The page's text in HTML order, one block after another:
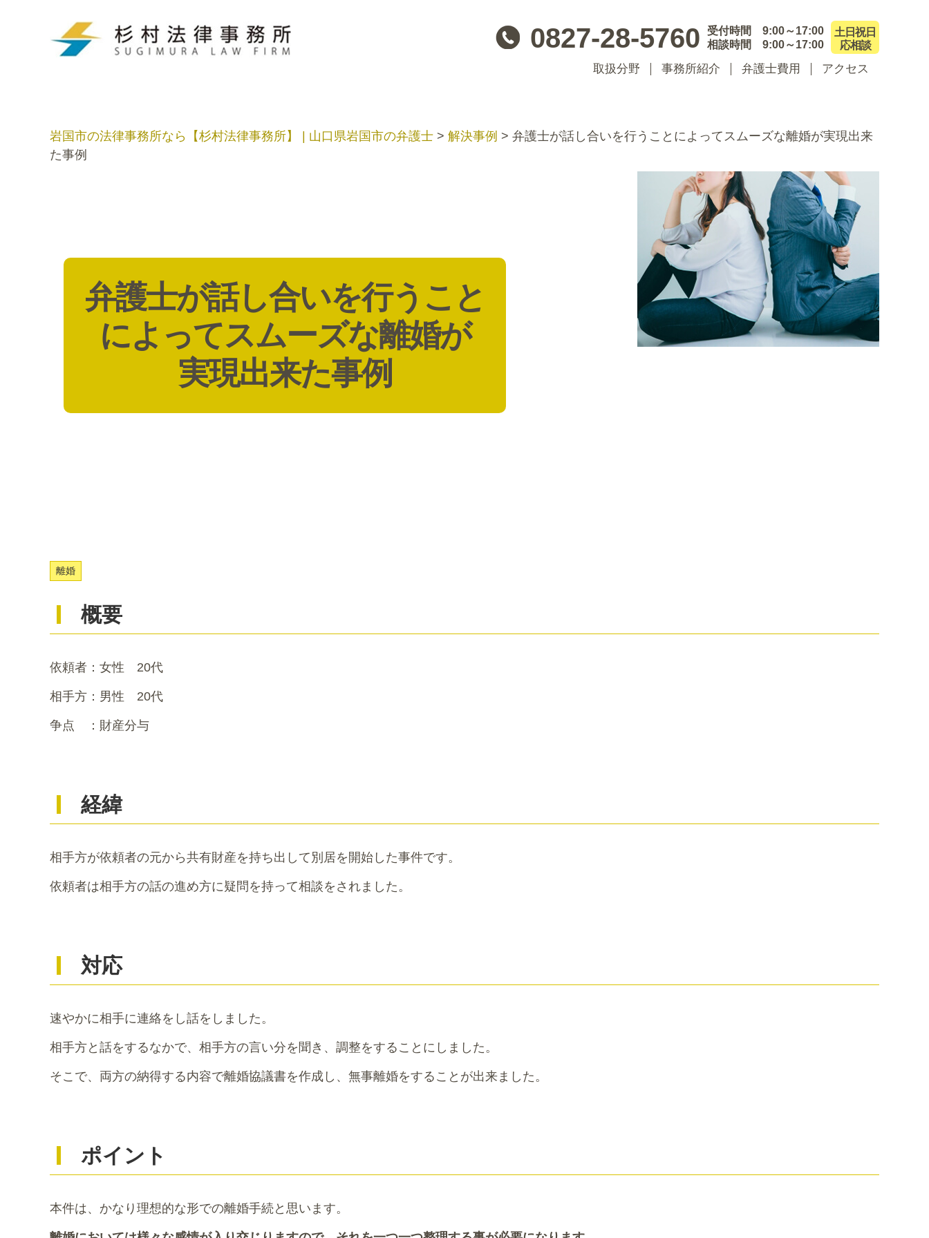
0827-28-5760
受付時間 9:00～17:00
相談時間 9:00～17:00
土日祝日
応相談
取扱分野 事務所紹介 弁護士費用 アクセス
岩国市の法律事務所なら【杉村法律事務所】 | 山口県岩国市の弁護士 > 解決事例 > 弁護士が話し合いを行うことによってスムーズな離婚が実現出来
た事例
弁護士が話し合いを行うこと
によってスムーズな離婚が
実現出来た事例
離婚
概要
依頼者：女性 20代
相手方：男性 20代
争点 ：財産分与
経緯
相手方が依頼者の元から共有財産を持ち出して別居を開始した事件です。
依頼者は相手方の話の進め方に疑問を持って相談をされました。
対応
速やかに相手に連絡をし話をしました。
相手方と話をするなかで、相手方の言い分を聞き、調整をすることにしました。
そこで、両方の納得する内容で離婚協議書を作成し、無事離婚をすることが出来ました。
ポイント
本件は、かなり理想的な形での離婚手続と思います。